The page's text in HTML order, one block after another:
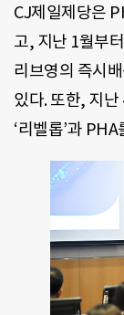
CJ제일제당은
고, 지난 1월부
리브영의 즉시
있다. 또한, 지
‘리벨롭’과